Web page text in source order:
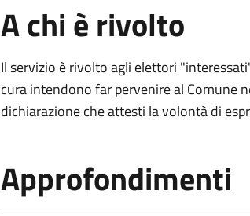
A chi è rivolto
Il servizio è rivolto agli elettori
cura intendono far pervenire al Comune
dichiarazione che attesti la volontà di
Approfondimenti